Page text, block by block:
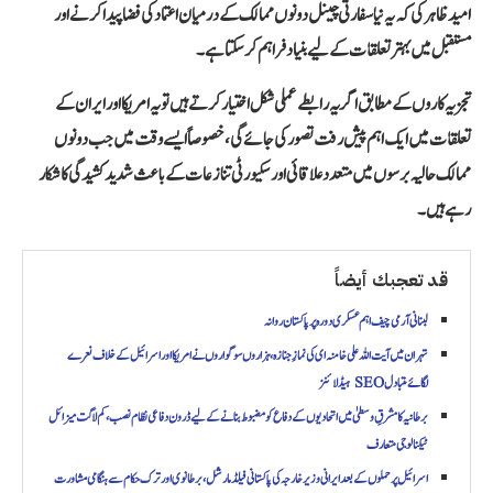
امید ظاہر کی کہ یہ نیا سفارتی چینل دونوں ممالک کے درمیان اعتماد کی فضا پیدا کرنے اور
مستقبل میں بہتر تعلقات کے لیے بنیاد فراہم کر سکتا ہے۔
تجزیہ کاروں کے مطابق اگر یہ رابطے عملی شکل اختیار کرتے ہیں تو یہ امریکا اور ایران کے
تعلقات میں ایک اہم پیش رفت تصور کی جائے گی، خصوصاً ایسے وقت میں جب دونوں
ممالک حالیہ برسوں میں متعدد علاقائی اور سکیورٹی تنازعات کے باعث شدید کشیدگی کا شکار
رہے ہیں۔
قد تعجبك أيضاً
لبنانی آرمی چیف اہم عسکری دورہ پر پاکستان روانہ
تہران میں آیت اللہ علی خامنہ ای کی نمازِ جنازہ، ہزاروں سوگواروں نے امریکا اور اسرائیل کے خلاف نعرے
لگائےمتبادل SEO ہیڈ لائنز
برطانیہ کا مشرقِ وسطیٰ میں اتحادیوں کے دفاع کو مضبوط بنانے کے لیے ڈرون دفاعی نظام نصب، کم لاگت میزائل
ٹیکنالوجی متعارف
اسرائیل پر حملوں کے بعد ایرانی وزیر خارجہ کی پاکستانی فیلڈ مارشل، برطانوی اور ترک حکام سے ہنگامی مشاورت